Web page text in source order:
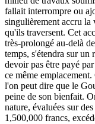
fallait interrompre ou
singulièrement accru la
qu'ils traversent. Cet
très-prolongé au-delà
temps, s'étendra sur un
devoir pas être payé
ce même
l'on peut dire que le
peine de son bienfait.
nature, évaluées sur
1,500,000 francs,